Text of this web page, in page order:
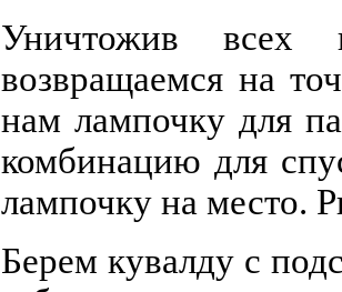
Уничтожив всех
возвращаемся на
нам лампочку для
комбинацию для
лампочку на место.
Берем кувалду с